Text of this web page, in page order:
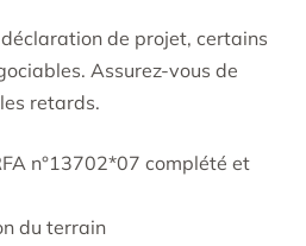
de projet, certains
Assurez-vous de
retards.
n°13702*07 complété et
du terrain